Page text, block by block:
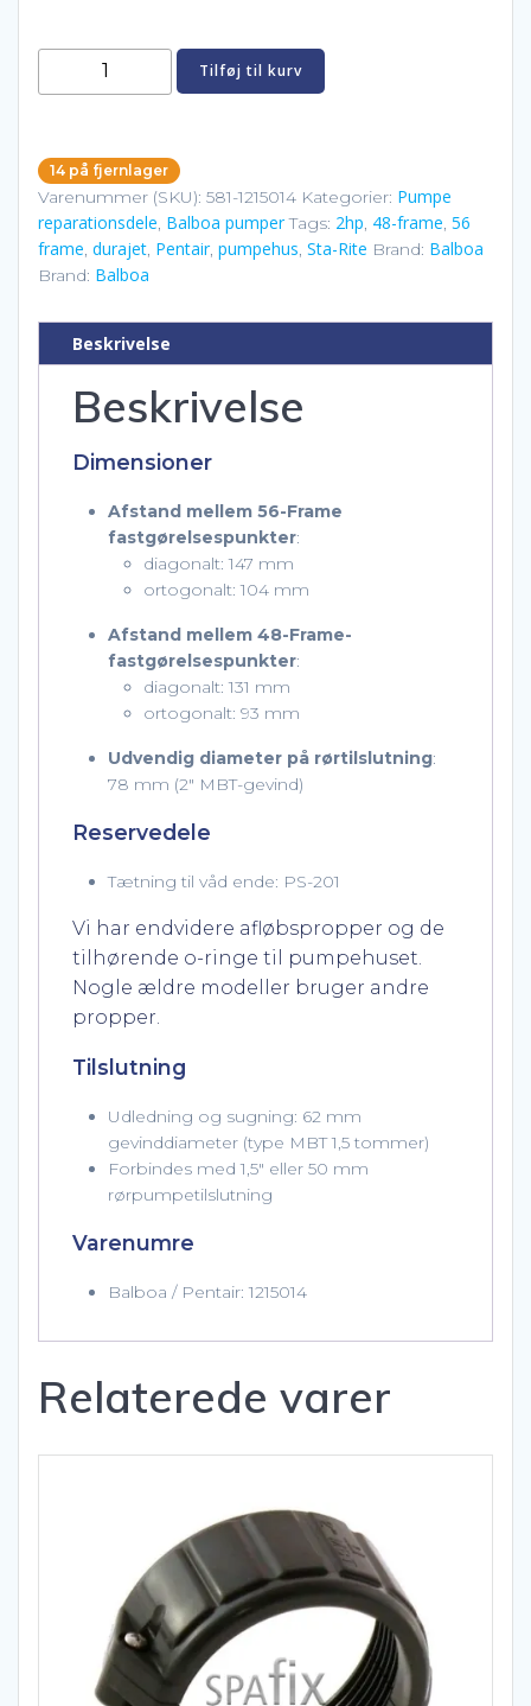
Balboa/Pentair
Sta-
pumpehus
wet
end
antal
Tilføj til kurv
14 på fjernlager
Varenummer (SKU): 581-1215014 Kategorier: Pumpe
reparationsdele, Balboa pumper Tags: 2hp, 48-frame, 56
frame, durajet, Pentair, pumpehus, Sta-Rite Brand: Balboa
Brand: Balboa
Beskrivelse
Beskrivelse
Dimensioner
Afstand mellem 56-Frame
fastgørelsespunkter:
diagonalt: 147 mm
ortogonalt: 104 mm
Afstand mellem 48-Frame-
fastgørelsespunkter:
diagonalt: 131 mm
ortogonalt: 93 mm
Udvendig diameter på rørtilslutning:
78 mm (2″ MBT-gevind)
Reservedele
Tætning til våd ende: PS-201
Vi har endvidere afløbspropper og de
tilhørende o-ringe til pumpehuset.
Nogle ældre modeller bruger andre
propper.
Tilslutning
Udledning og sugning: 62 mm
gevinddiameter (type MBT 1,5 tommer)
Forbindes med 1,5″ eller 50 mm
rørpumpetilslutning
Varenumre
Balboa / Pentair: 1215014
Relaterede varer